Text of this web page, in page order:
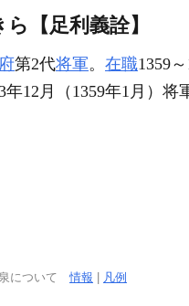
【足利義詮】
第2代将軍。 在職1359～
年12月（1359年1月）将
泉について情報 凡例